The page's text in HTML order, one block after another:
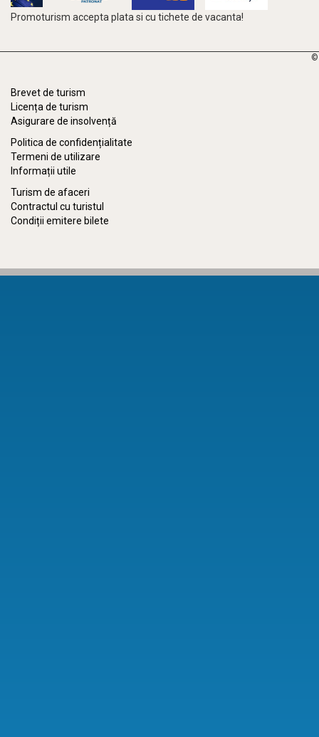
Promoturism accepta plata si cu tichete de vacanta!
©
Brevet de turism
Licența de turism
Asigurare de insolvență
Politica de confidențialitate
Termeni de utilizare
Informații utile
Turism de afaceri
Contractul cu turistul
Condiții emitere bilete